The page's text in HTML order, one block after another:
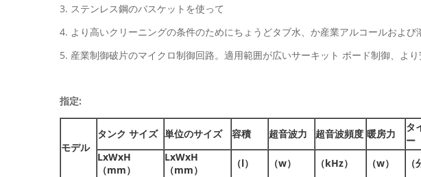
3. ステンレス鋼のバスケットを使って
4. より高いクリーニングの条件のためにちょうどタブ水、か産業アルコールおよび
5. 産業制御破片のマイクロ制御回路。適用範囲が広いサーキット ボード制御、よ
指定:
モデル
タンク サイズ 単位のサイズ 容積 超音波力 超音波頻度 暖房力
タ
ー
LxWxH
（mm）
LxWxH
（mm）
（l） （w） （kHz） （w） （